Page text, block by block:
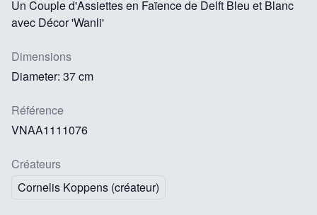
Un Couple d'Assiettes en Faïence de Delft Bleu et Blanc
avec Décor 'Wanli'
Dimensions
Diameter: 37 cm
Référence
VNAA1111076
Créateurs
Cornelis Koppens (créateur)